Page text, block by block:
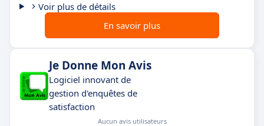
Voir plus de détails
En savoir plus
Je Donne Mon Avis
Logiciel innovant de
gestion d'enquêtes de
satisfaction
Aucun avis utilisateurs